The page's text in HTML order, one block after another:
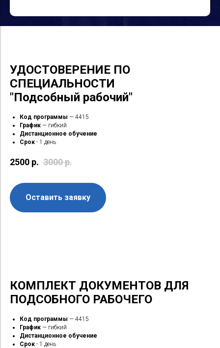
УДОСТОВЕРЕНИЕ ПО
СПЕЦИАЛЬНОСТИ
"Подсобный рабочий"
Код программы — 4415
График — гибкий
Дистанционное обучение
Срок - 1 день
2500 р. 3000р.
Оставить заявку
КОМПЛЕКТ ДОКУМЕНТОВ ДЛЯ
ПОДСОБНОГО РАБОЧЕГО
Код программы — 4415
График — гибкий
Дистанционное обучение
Срок - 1 день